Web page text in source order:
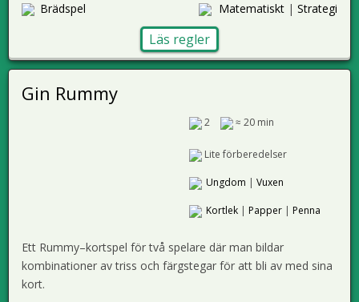
Brädspel
Matematiskt | Strategi
Läs regler
Gin Rummy
2 ≈ 20 min
Lite förberedelser
Ungdom | Vuxen
Kortlek| Papper| Penna
Ett Rummy–kortspel för två spelare där man bildar
kombinationer av triss och färgstegar för att bli av med sina
kort.